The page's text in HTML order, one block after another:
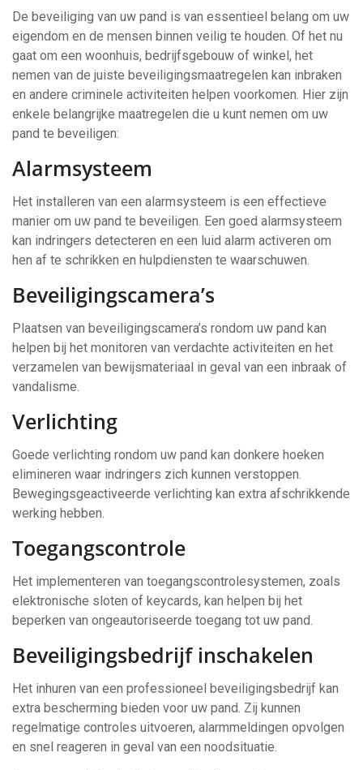
De beveiliging van uw pand is van essentieel belang om uw
eigendom en de mensen binnen veilig te houden. Of het nu
gaat om een woonhuis, bedrijfsgebouw of winkel, het
nemen van de juiste beveiligingsmaatregelen kan inbraken
en andere criminele activiteiten helpen voorkomen. Hier zijn
enkele belangrijke maatregelen die u kunt nemen om uw
pand te beveiligen:
Alarmsysteem
Het installeren van een alarmsysteem is een effectieve
manier om uw pand te beveiligen. Een goed alarmsysteem
kan indringers detecteren en een luid alarm activeren om
hen af te schrikken en hulpdiensten te waarschuwen.
Beveiligingscamera’s
Plaatsen van beveiligingscamera’s rondom uw pand kan
helpen bij het monitoren van verdachte activiteiten en het
verzamelen van bewijsmateriaal in geval van een inbraak of
vandalisme.
Verlichting
Goede verlichting rondom uw pand kan donkere hoeken
elimineren waar indringers zich kunnen verstoppen.
Bewegingsgeactiveerde verlichting kan extra afschrikkende
werking hebben.
Toegangscontrole
Het implementeren van toegangscontrolesystemen, zoals
elektronische sloten of keycards, kan helpen bij het
beperken van ongeautoriseerde toegang tot uw pand.
Beveiligingsbedrijf inschakelen
Het inhuren van een professioneel beveiligingsbedrijf kan
extra bescherming bieden voor uw pand. Zij kunnen
regelmatige controles uitvoeren, alarmmeldingen opvolgen
en snel reageren in geval van een noodsituatie.